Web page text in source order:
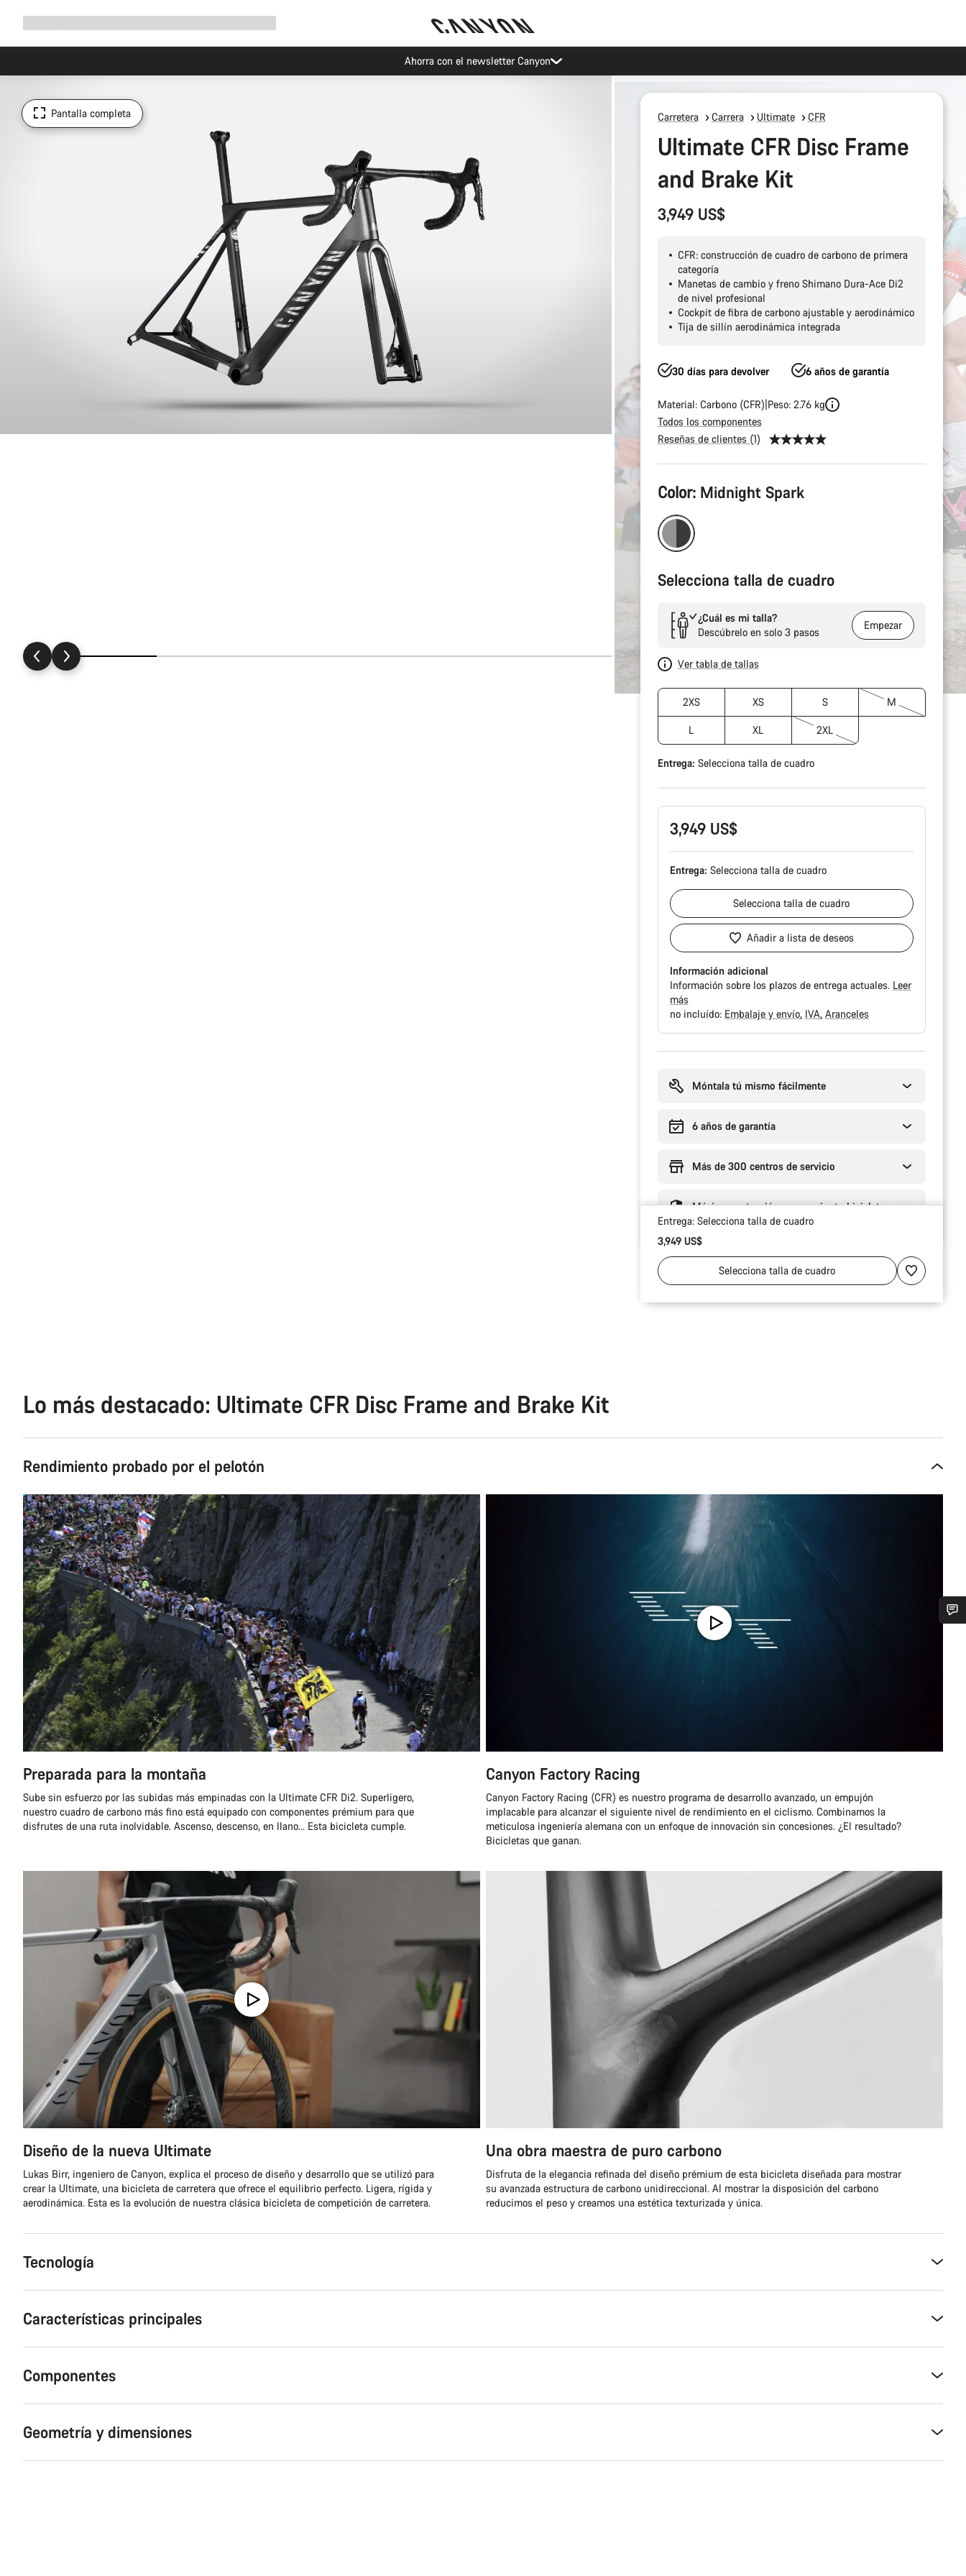
Ahorra con el newsletter Canyon
Pantalla completa Carretera Carrera Ultimate CFR
Ultimate CFR Disc Frame
and Brake Kit
3,949 US$
CFR: construcción de cuadro de carbono de primera
categoría
Manetas de cambio y freno Shimano Dura-Ace Di2
de nivel profesional
Cockpit de fibra de carbono ajustable y aerodinámico
Tija de sillín aerodinámica integrada
30 días para devolver 6 años de garantía
Material: Carbono (CFR) Peso: 2.76 kg
Todos los componentes
Reseñas de clientes (1)
Configuración
del
producto
Color: Midnight Spark
Selecciona talla de cuadro
¿Cuál es mi talla?
Descúbrelo en solo 3 pasos
Empezar
Ver tabla de tallas
2XS XS S M
L XL 2XL
Entrega: Selecciona talla de cuadro
3,949 US$
Entrega: Selecciona talla de cuadro
Seleccionatalla de cuadro
Añadir a lista de deseos
Información adicional
Información sobre los plazos de entrega actuales. Leer
más
no incluído: Embalaje y envío IVA Aranceles
compra
Móntala tú mismo fácilmente
6 años de garantía
Más de 300 centros de servicio
Máxima protección para enviar tu bicicleta
Entrega: Selecciona talla de cuadro
3,949 US$
Seleccionatalla de cuadro
Lo más destacado: Ultimate CFR Disc Frame and Brake Kit
Rendimiento probado por el pelotón
Preparada para la montaña
Sube sin esfuerzo por las subidas más empinadas con la Ultimate CFR Di2. Superligero,
nuestro cuadro de carbono más fino está equipado con componentes prémium para que
disfrutes de una ruta inolvidable. Ascenso, descenso, en llano… Esta bicicleta cumple.
Canyon Factory Racing
Canyon Factory Racing (CFR) es nuestro programa de desarrollo avanzado, un empujón
implacable para alcanzar el siguiente nivel de rendimiento en el ciclismo. Combinamos la
meticulosa ingeniería alemana con un enfoque de innovación sin concesiones. ¿El resultado?
Bicicletas que ganan.
Diseño de la nueva Ultimate
Lukas Birr, ingeniero de Canyon, explica el proceso de diseño y desarrollo que se utilizó para
crear la Ultimate, una bicicleta de carretera que ofrece el equilibrio perfecto. Ligera, rígida y
aerodinámica. Esta es la evolución de nuestra clásica bicicleta de competición de carretera.
Una obra maestra de puro carbono
Disfruta de la elegancia refinada del diseño prémium de esta bicicleta diseñada para mostrar
su avanzada estructura de carbono unidireccional. Al mostrar la disposición del carbono
reducimos el peso y creamos una estética texturizada y única.
Tecnología
Características principales
Componentes
Geometría y dimensiones
¿Necesitas ayuda?